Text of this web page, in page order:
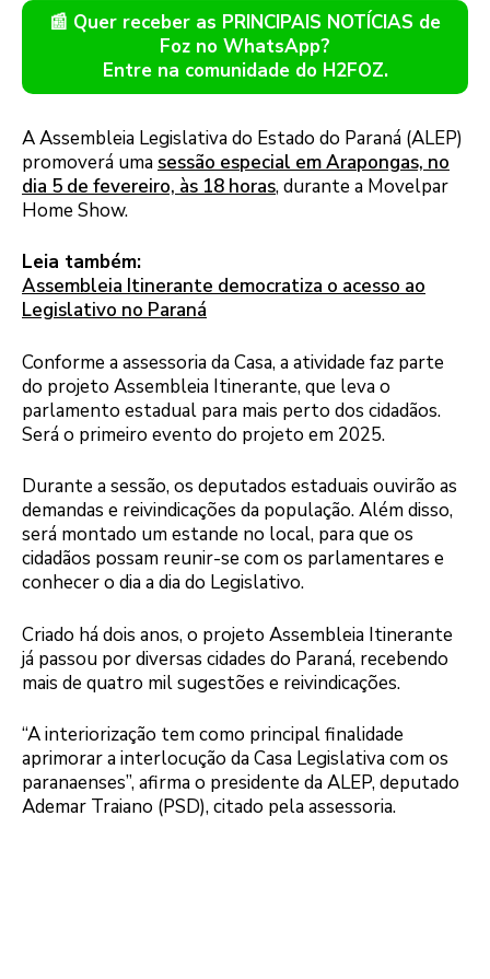
📰 Quer receber as PRINCIPAIS NOTÍCIAS de
Foz no WhatsApp?
Entre na comunidade do H2FOZ.
A Assembleia Legislativa do Estado do Paraná (ALEP)
promoverá uma sessão especial em Arapongas, no
dia 5 de fevereiro, às 18 horas, durante a Movelpar
Home Show.
Leia também:
Assembleia Itinerante democratiza o acesso ao
Legislativo no Paraná
Conforme a assessoria da Casa, a atividade faz parte
do projeto Assembleia Itinerante, que leva o
parlamento estadual para mais perto dos cidadãos.
Será o primeiro evento do projeto em 2025.
Durante a sessão, os deputados estaduais ouvirão as
demandas e reivindicações da população. Além disso,
será montado um estande no local, para que os
cidadãos possam reunir-se com os parlamentares e
conhecer o dia a dia do Legislativo.
Criado há dois anos, o projeto Assembleia Itinerante
já passou por diversas cidades do Paraná, recebendo
mais de quatro mil sugestões e reivindicações.
“A interiorização tem como principal finalidade
aprimorar a interlocução da Casa Legislativa com os
paranaenses”, afirma o presidente da ALEP, deputado
Ademar Traiano (PSD), citado pela assessoria.